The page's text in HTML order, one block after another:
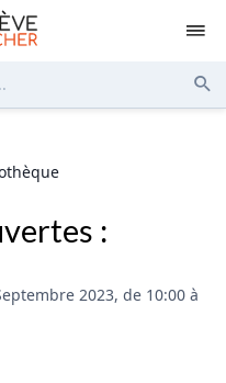
:
2023, de 10:00 à